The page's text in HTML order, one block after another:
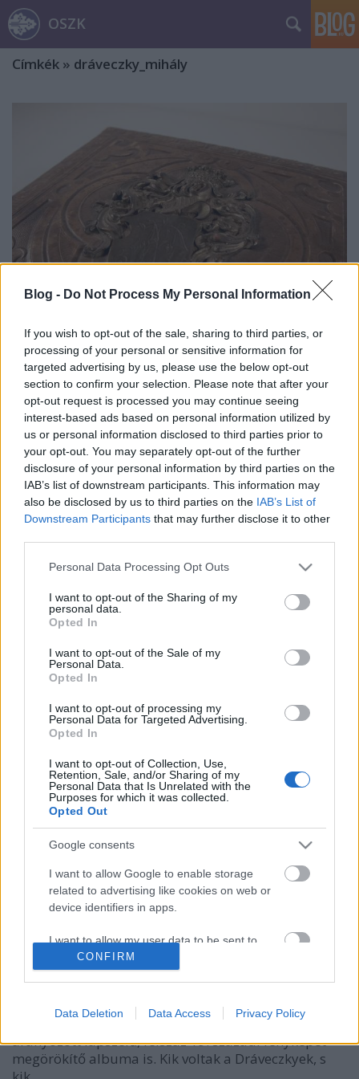
Blog - Do Not Process My Personal Information
If you wish to opt-out of the sale, sharing to third parties, or
processing of your personal or sensitive information for
targeted advertising by us, please use the below opt-out
section to confirm your selection. Please note that after your
opt-out request is processed you may continue seeing
interest-based ads based on personal information utilized by
us or personal information disclosed to third parties prior to
your opt-out. You may separately opt-out of the further
disclosure of your personal information by third parties on the
IAB’s list of downstream participants. This information may
also be disclosed by us to third parties on the IAB’s List of
Downstream Participants that may further disclose it to other
Please note that this website/app uses one or more Google
not limited to your visit or usage behaviour. You may click to
grant or deny consent to Google and its third-party tags to
use your data for below specified purposes in below Google
consent section.
Personal Data Processing Opt Outs
I want to opt-out of the Sharing of my
personal data.
Opted In
I want to opt-out of the Sale of my
Personal Data.
Opted In
I want to opt-out of processing my
Personal Data for Targeted Advertising.
Opted In
I want to opt-out of Collection, Use,
Retention, Sale, and/or Sharing of my
Personal Data that Is Unrelated with the
Purposes for which it was collected.
Opted Out
Google consents
I want to allow Google to enable storage
related to advertising like cookies on web or
device identifiers in apps.
I want to allow my user data to be sent to
Google for online advertising purposes.
personalized advertising.
related to analytics like cookies on web or
CONFIRM
Data Deletion Data Access Privacy Policy
OSZK
Címkék » dráveczky_mihály
A Dráveczkyek. Egy dzsentri família
története. Harmadik rész
Az objektív előtt
nemzetikonyvtar•2022. március 23.
Történeti Fénykép- és Videótár gyűjteményünk
fontos részét képezik a családi fényképalbumok.
Ilyen különlegességnek számít a Dráveczky (máskor
Dráveczi, néha meg Dráveczki) család bőrkötéses,
A Dráveczkyek. Egy dzsentri família
története. Második rész
Mennyire dzsentri a dzsentri?
Történeti Fénykép- és Videótár gyűjteményünk
fontos részét képezik a családi fényképalbumok.
Ilyen különlegességnek számít a Dráveczky (máskor
Dráveczi, néha meg Dráveczki) család bőrkötéses,
aranyozott lapszélű, félszáz 19. századi fényképet
megörökítő albuma is. Kik voltak a Dráveczkyek, s